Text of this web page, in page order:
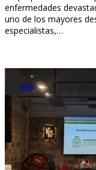
enfermedades
uno de los mayores
especialistas,…
NOA